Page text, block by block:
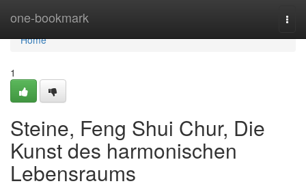
one-bookmark
Home
Home
1
Steine, Feng Shui Chur, Die
Kunst des harmonischen
Lebensraums